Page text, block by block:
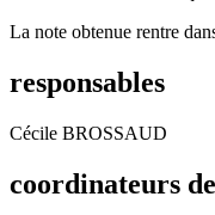
La note obtenue rentre
responsables
Cécile BROSSAUD
coordinateurs